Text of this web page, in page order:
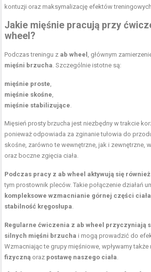
kontuzji oraz maksymalizację efektów treningowych.
Jakie mięśnie pracują przy
wheel?
Podczas treningu z ab wheel , głównym
mięśni brzucha . Szczególnie istotne są:
mięśnie proste
mięśnie skośne
mięśnie stabilizujące
Mięsień prosty brzucha jest niezbędny w trakcie
ponieważ odpowiada za zginanie tułowia do
skośne, zarówno te wewnętrzne, jak i zewnętrzne,
oraz boczne zgięcia ciała.
Podczas pracy z ab wheel aktywują się
tym prostownik pleców. Takie połączenie działań
kompleksowe wzmacnianie górnej części ciała
stabilność kręgosłupa
Regularne ćwiczenia z ab wheel przyczyniają
silnych mięśni brzucha i mogą prowadzić do
Wzmacniając te grupy mięśniowe, wpływamy także
fizyczną oraz postawę naszego ciała